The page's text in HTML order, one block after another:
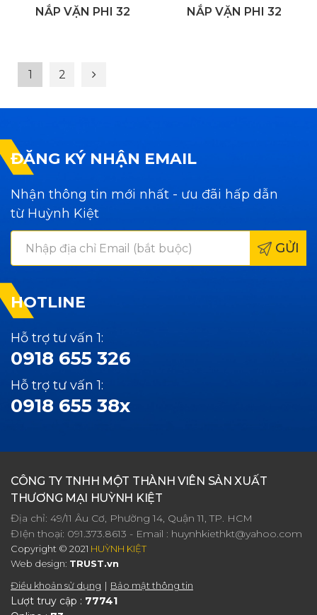
NẮP VẶN PHI 32 NẮP VẶN PHI 32
1 2
ĐĂNG KÝ NHẬN EMAIL
Nhận thông tin mới nhất - ưu đãi hấp dẫn
từ Huỳnh Kiệt
GỬI
HOTLINE
Hỗ trợ tư vấn 1:
0918 655 326
Hỗ trợ tư vấn 1:
0918 655 38x
CÔNG TY TNHH MỘT THÀNH VIÊN SẢN XUẤT
THƯƠNG MẠI HUỲNH KIỆT
Địa chỉ: 49/11 Âu Cơ, Phường 14, Quận 11, TP. HCM
ĐIện thoại: 091.373.8613 - Email : huynhkiethkt@yahoo.com
Copyright © 2021 HUỲNH KIỆT
Web design: TRUST.vn
Điều khoản sử dụng
Bảo mật thông tin
Lượt truy cập : 77741